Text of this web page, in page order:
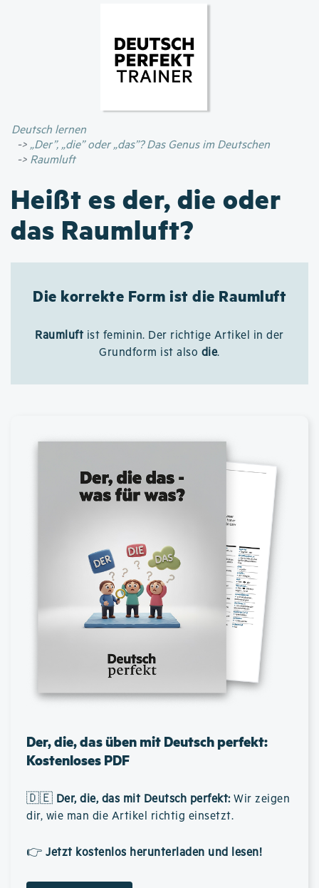
Inhalt
Deutsch lernen
„Der”, „die” oder „das”? Das Genus im Deutschen
Raumluft
Heißt es der, die oder
das Raumluft?
Die korrekte Form ist die Raumluft
Raumluft ist feminin. Der richtige Artikel in der
Grundform ist also die.
Der, die, das üben mit Deutsch perfekt:
Kostenloses PDF
🇩🇪 Der, die, das mit Deutsch perfekt: Wir zeigen
dir, wie man die Artikel richtig einsetzt.
👉 Jetzt kostenlos herunterladen und lesen!